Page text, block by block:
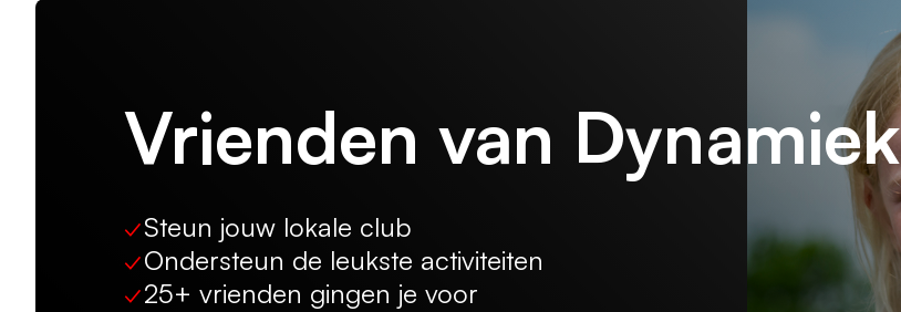
Vrienden van Dynamiek
✓Steun jouw lokale club
✓Ondersteun de leukste activiteiten
✓25+ vrienden gingen je voor